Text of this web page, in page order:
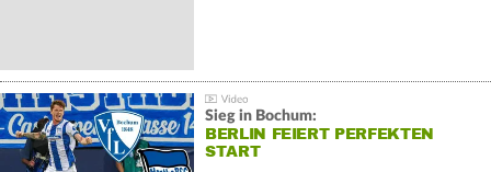
Sieg in Bochum:
BERLIN FEIERT PERFEKTEN
START